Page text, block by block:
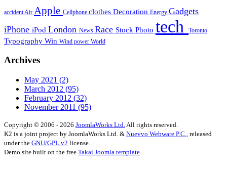
accident Air Apple Cellphone clothes Decoration Energy Gadgets
iPhone iPod London News Race Stock Photo tech Toronto
Typography Win Wind power World
Archives
May 2021 (2)
March 2012 (95)
February 2012 (32)
November 2011 (95)
Copyright © 2006 - 2026 JoomlaWorks Ltd.All rights reserved.
K2 is a joint project by JoomlaWorks Ltd. & Nuevvo Webware P.C., released
under the GNU/GPL v2 license.
Demo site built on the free Takai Joomla template